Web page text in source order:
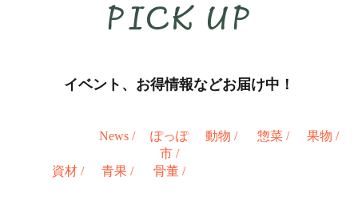
PICK UP
イベント、お得情報などお届け中！
News /
ぽっぽ
市 /
動物 / 惣菜 / 果物 /
資材 / 青果 / 骨董 /